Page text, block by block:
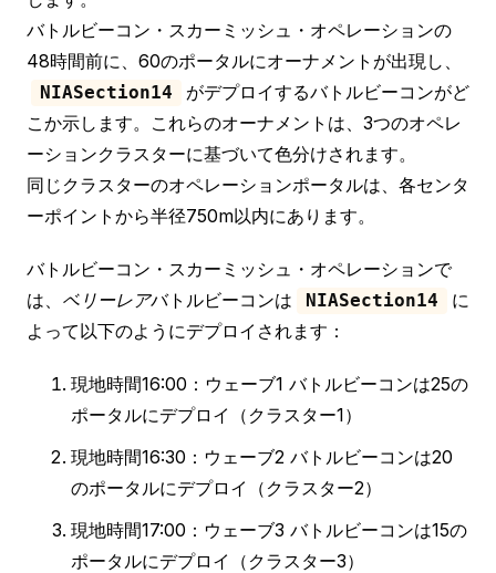
バトルビーコン・スカーミッシュ・オペレーションの
48時間前に、60のポータルにオーナメントが出現し、
NIASection14
がデプロイするバトルビーコンがど
こか示します。これらのオーナメントは、3つのオペレ
ーションクラスターに基づいて色分けされます。
同じクラスターのオペレーションポータルは、各センタ
ーポイントから半径750m以内にあります。
バトルビーコン・スカーミッシュ・オペレーションで
は、 ベリーレアバトルビーコンは NIASection14
に
よって以下のようにデプロイされます：
現地時間16:00：ウェーブ1 バトルビーコンは25の
ポータルにデプロイ（クラスター1）
現地時間16:30：ウェーブ2 バトルビーコンは20
のポータルにデプロイ（クラスター2）
現地時間17:00：ウェーブ3 バトルビーコンは15の
ポータルにデプロイ（クラスター3）